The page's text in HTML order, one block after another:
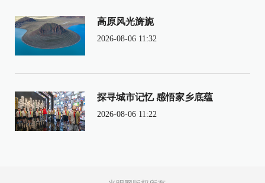
高原风光旖旎
2026-08-06 11:32
探寻城市记忆 感悟家乡底蕴
2026-08-06 11:22